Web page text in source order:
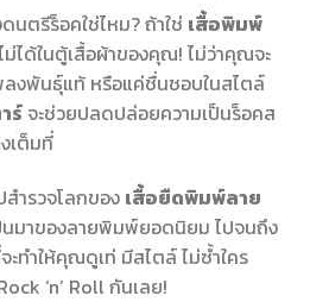
ตรีร็อคใช่ไหม? ถ้าใช่ เสื้อพิมพ์
ม่ได้ในตู้เสื้อผ้าของคุณ! ไม่ว่าคุณจะ
งพันธุ์แท้ หรือแค่ชื่นชอบในสไตล์
ร์ จะช่วยปลดปล่อยความเป็นร็อคส
เต็มที่
ำรวจโลกของ เสื้อยืดพิมพ์ลาย
นมาของลายพิมพ์ยอดนิยม ไปจนถึง
ะทำให้คุณดูเท่ มีสไตล์ ไม่ซ้ำใคร
‘n’ Roll กันเลย!